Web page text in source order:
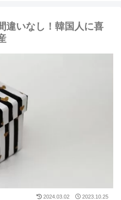
違いなし！韓国人に喜
2024.03.02 2023.10.25